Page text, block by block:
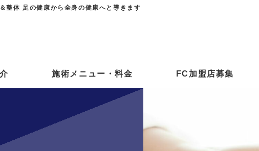
整体 足の健康から全身の健康へと導きます
施術メニュー・料金 FC加盟店募集